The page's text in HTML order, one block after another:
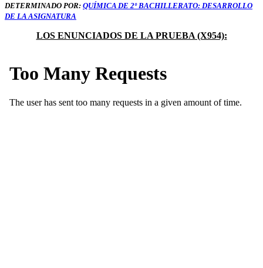
DETERMINADO POR: QUÍMICA DE 2º BACHILLERATO: DESARROLLO
DE LA ASIGNATURA
LOS ENUNCIADOS DE LA PRUEBA (X954):